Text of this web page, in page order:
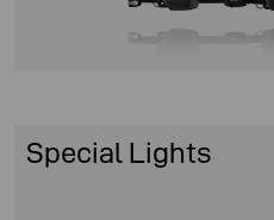
Special Lights